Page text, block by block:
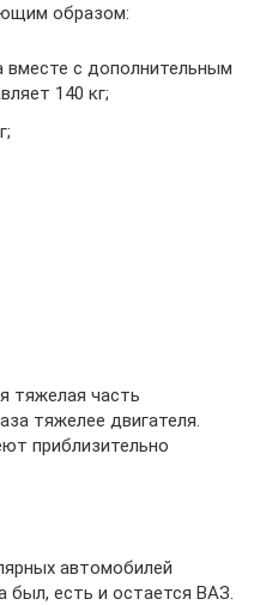
образом:
вместе с дополнительным
140 кг;
тяжелая часть
тяжелее двигателя.
приблизительно
автомобилей
был, есть и остается ВАЗ.